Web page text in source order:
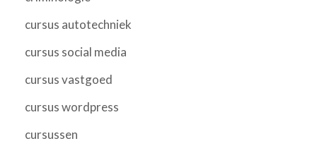
cursus autotechniek
cursus social media
cursus vastgoed
cursus wordpress
cursussen